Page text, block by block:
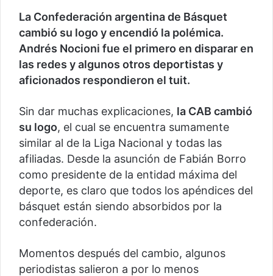
La Confederación argentina de Básquet
cambió su logo y encendió la polémica.
Andrés Nocioni fue el primero en disparar en
las redes y algunos otros deportistas y
aficionados respondieron el tuit.
Sin dar muchas explicaciones, la CAB cambió
su logo, el cual se encuentra sumamente
similar al de la Liga Nacional y todas las
afiliadas. Desde la asunción de Fabián Borro
como presidente de la entidad máxima del
deporte, es claro que todos los apéndices del
básquet están siendo absorbidos por la
confederación.
Momentos después del cambio, algunos
periodistas salieron a por lo menos